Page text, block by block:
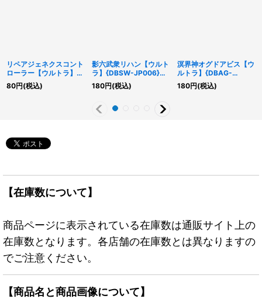
リペアジェネクスコント
ローラー【ウルトラ】
{TW01-JP051}《リン
ク》
80円(税込)
影六武衆リハン【ウルト
ラ】{DBSW-JP006}
《融合》
180円(税込)
溟界神オグドアビス【ウ
ルトラ】{DBAG-
JP009}《モンスター》
180円(税込)
【在庫数について】
商品ページに表示されている在庫数は通販サイト上の
在庫数となります。各店舗の在庫数とは異なりますの
でご注意ください。
【商品名と商品画像について】